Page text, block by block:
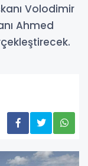
Volodimir
Ahmed